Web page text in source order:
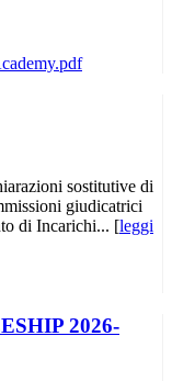
sostitutive di
giudicatrici
di Incarichi... [leggi
2026-